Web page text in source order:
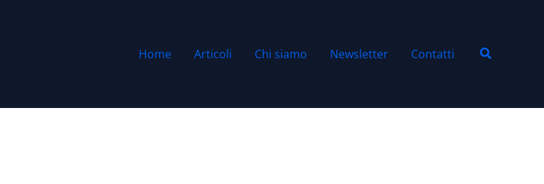
Home Articoli Chi siamo Newsletter Contatti Cerca